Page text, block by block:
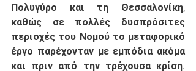
Πολυγύρο και τη Θεσσαλονίκη,
καθώς σε πολλές δυσπρόσιτες
περιοχές του Νομού το μεταφορικό
έργο παρέχονταν με εμπόδια ακόμα
και πριν από την τρέχουσα κρίση.